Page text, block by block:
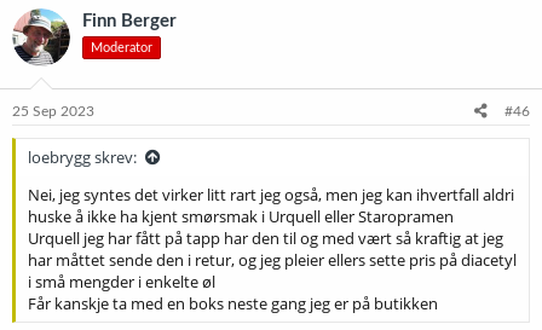
k
s
j
o
e
Finn Berger
Moderator
25 Sep 2023 #46
loebrygg skrev:
Nei, jeg syntes det virker litt rart jeg også, men jeg kan ihvertfall aldri
huske å ikke ha kjent smørsmak i Urquell eller Staropramen
Urquell jeg har fått på tapp har den til og med vært så kraftig at jeg
har måttet sende den i retur, og jeg pleier ellers sette pris på diacetyl
i små mengder i enkelte øl
Får kanskje ta med en boks neste gang jeg er på butikken